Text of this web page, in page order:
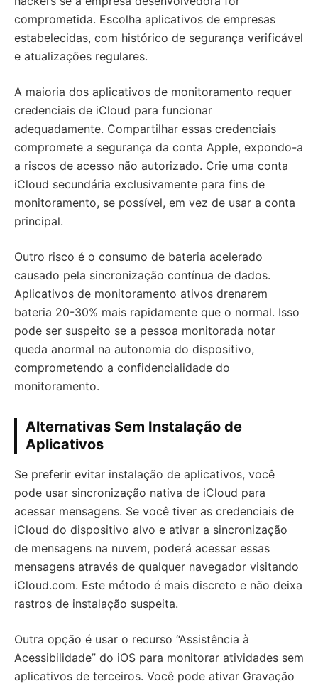
comprometida. Escolha aplicativos de empresas
estabelecidas, com histórico de segurança verificável
e atualizações regulares.
A maioria dos aplicativos de monitoramento requer
credenciais de iCloud para funcionar
adequadamente. Compartilhar essas credenciais
compromete a segurança da conta Apple, expondo-a
a riscos de acesso não autorizado. Crie uma conta
iCloud secundária exclusivamente para fins de
monitoramento, se possível, em vez de usar a conta
principal.
Outro risco é o consumo de bateria acelerado
causado pela sincronização contínua de dados.
Aplicativos de monitoramento ativos drenarem
bateria 20-30% mais rapidamente que o normal. Isso
pode ser suspeito se a pessoa monitorada notar
queda anormal na autonomia do dispositivo,
comprometendo a confidencialidade do
monitoramento.
Alternativas Sem Instalação de
Aplicativos
Se preferir evitar instalação de aplicativos, você
pode usar sincronização nativa de iCloud para
acessar mensagens. Se você tiver as credenciais de
iCloud do dispositivo alvo e ativar a sincronização
de mensagens na nuvem, poderá acessar essas
mensagens através de qualquer navegador visitando
iCloud.com. Este método é mais discreto e não deixa
rastros de instalação suspeita.
Outra opção é usar o recurso “Assistência à
Acessibilidade” do iOS para monitorar atividades sem
aplicativos de terceiros. Você pode ativar Gravação